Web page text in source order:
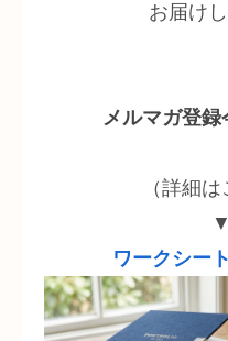
お届けし
メルマガ登
（詳細は
▼
ワークシー